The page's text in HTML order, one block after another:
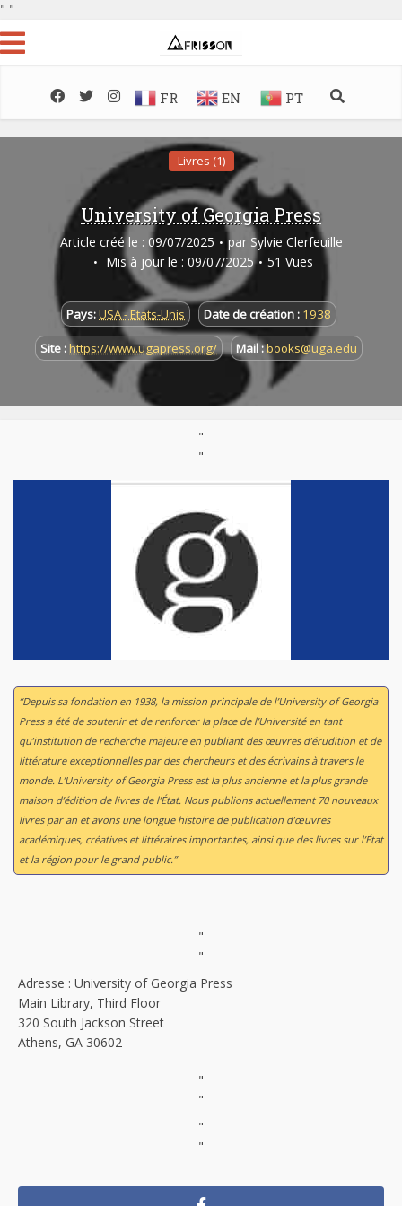
" "
FR EN PT
Livres (1)
University of Georgia Press
Article créé le : 09/07/2025 par Sylvie Clerfeuille
Mis à jour le : 09/07/2025
51 Vues
Pays:USA - Etats-Unis Date de création : 1938
Site :https://www.ugapress.org/ Mail :books@uga.edu
"
"
“Depuis sa fondation en 1938, la mission principale de l’University of Georgia
Press a été de soutenir et de renforcer la place de l’Université en tant
qu’institution de recherche majeure en publiant des œuvres d’érudition et de
littérature exceptionnelles par des chercheurs et des écrivains à travers le
monde. L’University of Georgia Press est la plus ancienne et la plus grande
maison d’édition de livres de l’État. Nous publions actuellement 70 nouveaux
livres par an et avons une longue histoire de publication d’œuvres
académiques, créatives et littéraires importantes, ainsi que des livres sur l’État
et la région pour le grand public.”
"
"
Adresse : University of Georgia Press
Main Library, Third Floor
320 South Jackson Street
Athens, GA 30602
"
"
"
"